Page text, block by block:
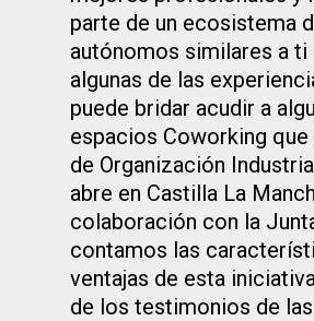
parte de un ecosistema
autónomos similares a ti
algunas de las
puede bridar acudir a
espacios Coworking que
de Organización
abre en Castilla La
colaboración con la
contamos las
ventajas de esta
de los testimonios de